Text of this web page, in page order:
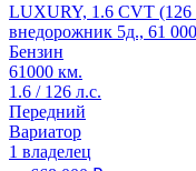
LUXURY, 1.6 CVT (126
внедорожник 5д., 61
Бензин
61000 км.
1.6 / 126 л.с.
Передний
Вариатор
1 владелец